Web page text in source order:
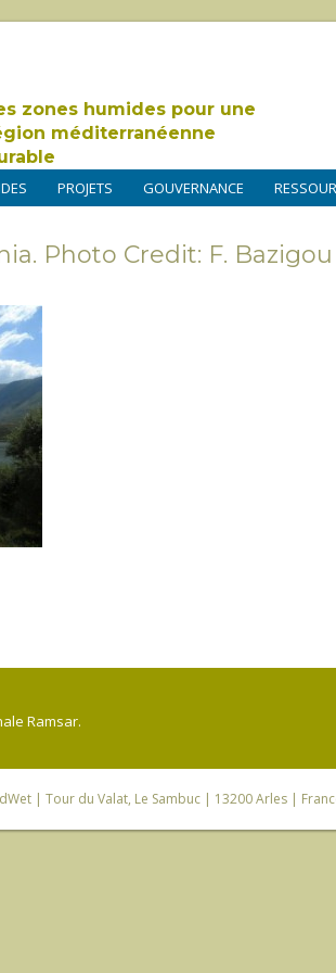
zones humides pour une
méditerranéenne
PROJETS GOUVERNANCE
Photo Credit: F. Bazigou
Ramsar.
| Tour du Valat, Le Sambuc | 13200 Arles |